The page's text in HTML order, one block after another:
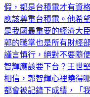
假，都是台積電才有資
應該尊重台積電。他希
是我國最重要的經濟大
郭的職掌也是所有財經
謹言慎行，絕對不要隨
智輝應該要下台？王世
相信，郭智輝心裡曉得
都會被記錄下成績，「